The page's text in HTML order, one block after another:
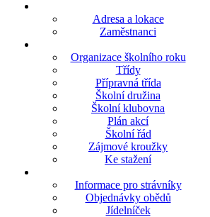
Adresa a lokace
Zaměstnanci
Organizace školního roku
Třídy
Přípravná třída
Školní družina
Školní klubovna
Plán akcí
Školní řád
Zájmové kroužky
Ke stažení
Informace pro strávníky
Objednávky obědů
Jídelníček